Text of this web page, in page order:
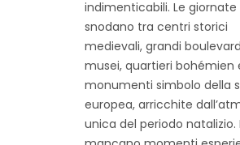
indimenticabili. Le giornate
snodano tra centri storici
medievali, grandi
musei, quartieri bohémien
monumenti simbolo della
europea, arricchite
unica del periodo natalizio.